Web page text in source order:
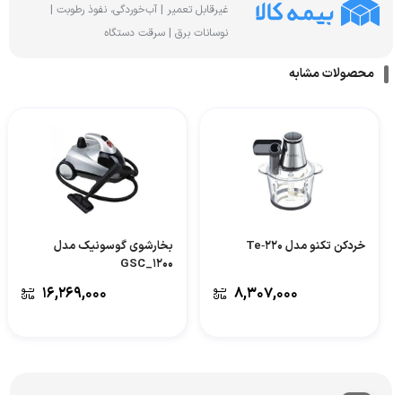
غیرقابل تعمیر | آب‌خوردگی، نفوذ رطوبت |
نوسانات برق | سرقت دستگاه
محصولات مشابه
خردکن تکنو مدل Te‑220
۸,۳۰۷,۰۰۰
بخارشوی گوسونیک مدل
GSC_1200
۱۶,۲۶۹,۰۰۰